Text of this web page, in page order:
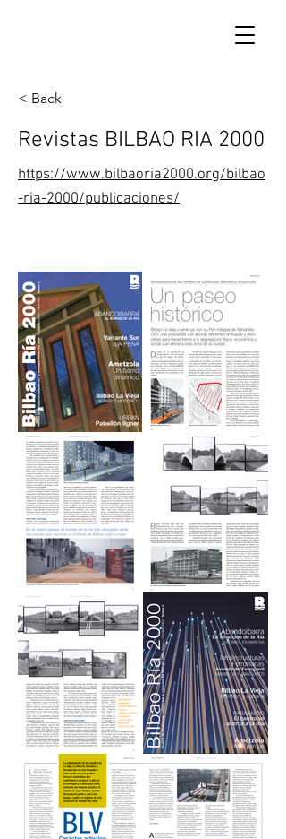
< Back
Revistas BILBAO RIA 2000
https://www.bilbaoria2000.org/bilbao
-ria-2000/publicaciones/